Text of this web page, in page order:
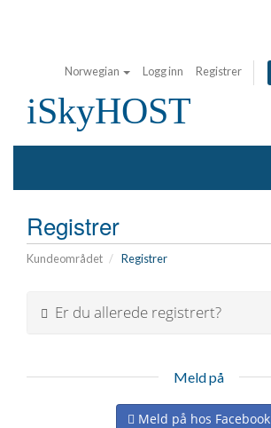
Norwegian Logg inn Registrer
iSkyHOST
Registrer
Kundeområdet Registrer
Er du allerede registrert?
Meld på
Meld på hos Facebook